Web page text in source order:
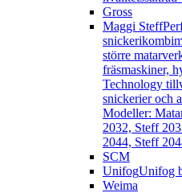
Gross
Maggi Steff
större
fräsmaskiner,
Technology
snickerier och
Modeller:
2032, Steff
2044, Steff
SCM
UnifogUnifog
Weima